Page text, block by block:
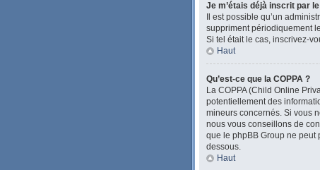
Je m’étais déjà inscrit par
Il est possible qu’un
suppriment périodiquement
Si tel était le cas, inscrivez-
Haut
Qu’est-ce que la COPPA ?
La COPPA (Child Online
potentiellement des
mineurs concernés. Si vous
nous vous conseillons de
que le phpBB Group ne peut
dessous.
Haut